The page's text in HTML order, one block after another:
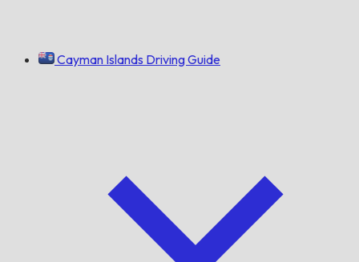
Cayman Islands Driving Guide